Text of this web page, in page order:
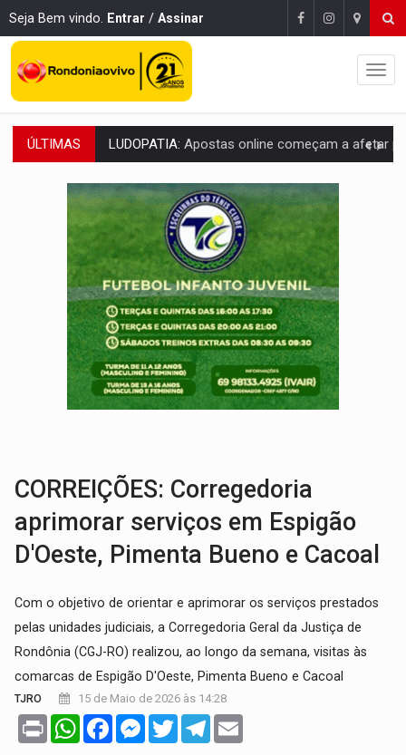
Seja Bem vindo. Entrar / Assinar
ÚLTIMAS REFLORESTAMENTO: Plantar árvores não será mais suficiente para
OVNIS NA LUA:Cientistas alertam para possível base secreta no satélite
ACABOU COM PEUGEOT:Incêndio destrói carro que era rebocado para oficina
VÍDEO: Ladrão é filmado furtando moto na frente do bar
BOLSAS DE PESQUISA:Iniciativa Amazônia+10 lança chamada para fortalecer
MATERIAL:Brasil tem grandes reservas de urânio, mas produz pouco e
VÍDEO:Serpente capturada na fábrica da Coca-Cola é
HOMENAGEM:Cientistas cassados pelo AI-5 se tornam pesquisadores
LUDOPATIA:
CORREIÇÕES: Corregedoria
aprimorar serviços em Espigão
D'Oeste, Pimenta Bueno e Cacoal
Com o objetivo de orientar e aprimorar os serviços prestados
pelas unidades judiciais, a Corregedoria Geral da Justiça de
Rondônia (CGJ-RO) realizou, ao longo da semana, visitas às
comarcas de Espigão D'Oeste, Pimenta Bueno e Cacoal
TJRO 15 de Maio de 2026 às 14:28
Print WhatsAppFacebookMessenger
TwitterTelegram